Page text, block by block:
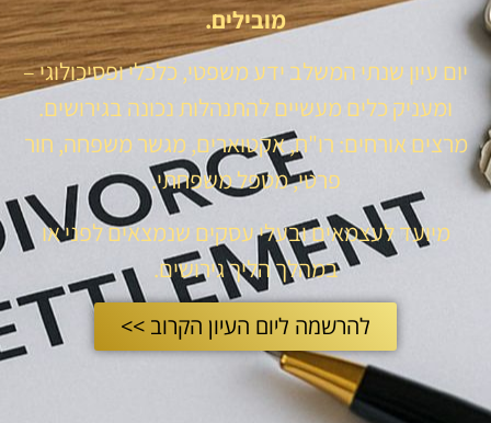
מובילים.
יום עיון שנתי המשלב ידע משפטי, כלכלי ופסיכולוגי –
ומעניק כלים מעשיים להתנהלות נכונה בגירושים.
מרצים אורחים: רו"ח, אקטוארים, מגשר משפחה, חור
פרטי, מטפל משפחתי.
מיועד לעצמאים ובעלי עסקים שנמצאים לפני או
במהלך הליך גירושים.
להרשמה ליום העיון הקרוב >>